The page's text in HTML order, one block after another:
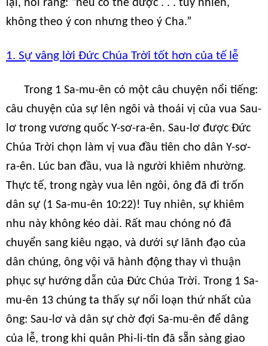
lại, nói rằng: “nếu có thể được . . . tuy nhiên,
không theo ý con nhưng theo ý Cha.”
1. Sự vâng lời Đức Chúa Trời tốt hơn của tế lễ
Trong 1 Sa-mu-ên có một câu chuyện nổi tiếng:
câu chuyện của sự lên ngôi và thoái vị của vua Sau-
lơ trong vương quốc Y-sơ-ra-ên. Sau-lơ được Đức
Chúa Trời chọn làm vị vua đầu tiên cho dân Y-sơ-
ra-ên. Lúc ban đầu, vua là người khiêm nhường.
Thực tế, trong ngày vua lên ngôi, ông đã đi trốn
dân sự (1 Sa-mu-ên 10:22)! Tuy nhiên, sự khiêm
nhu này không kéo dài. Rất mau chóng nó đã
chuyển sang kiêu ngạo, và dưới sự lãnh đạo của
dân chúng, ông vội vã hành động thay vì thuận
phục sự hướng dẫn của Đức Chúa Trời. Trong 1 Sa-
mu-ên 13 chúng ta thấy sự nổi loạn thứ nhất của
ông: Sau-lơ và dân sự chờ đợi Sa-mu-ên để dâng
của lễ, trong khi quân Phi-li-tin đã sẵn sàng giao